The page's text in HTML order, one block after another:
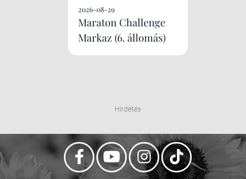
2026-08-29
Maraton Challenge
Markaz (6. állomás)
Hirdetés